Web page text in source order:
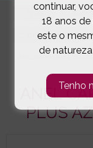
THE SCREAMING O
ANEL CARREGÁVEL YOU-
ANEL
PLUS
continuar,
18 anos
este o
de
Tenho